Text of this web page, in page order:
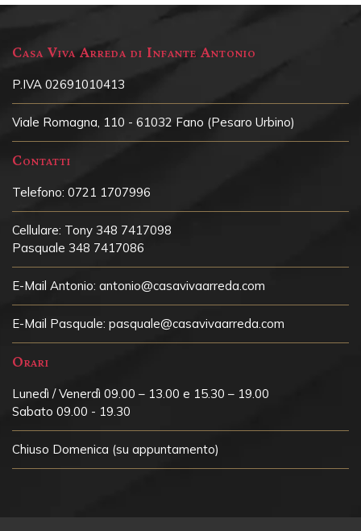
Casa Viva Arreda di Infante Antonio
P.IVA 02691010413
Viale Romagna, 110 - 61032 Fano (Pesaro Urbino)
Contatti
Telefono: 0721 1707996
Cellulare: Tony 348 7417098
Pasquale 348 7417086
E-Mail Antonio: antonio@casavivaarreda.com
E-Mail Pasquale: pasquale@casavivaarreda.com
Orari
Lunedì / Venerdì 09.00 – 13.00 e 15.30 – 19.00
Sabato 09.00 - 19.30
Chiuso Domenica (su appuntamento)